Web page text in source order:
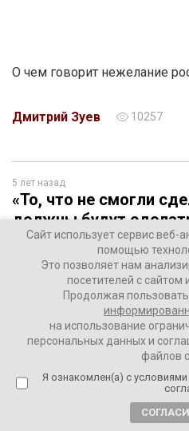
О чем говорит нежелание
Дмитрий Зуев 10257
5 лет назад
«То, что не смогли
должны будут
будет ли Афган 2.0?
Сайт использует сервис веб-
помощью
Это позволяет нам
посетителей с сайтом
Продолжая
на использование
персональных данных и
файлов
Я ознакомлен(а) с